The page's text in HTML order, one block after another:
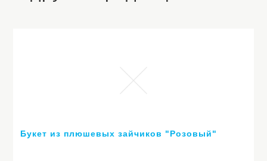
Букет из плюшевых зайчиков "Розовый"